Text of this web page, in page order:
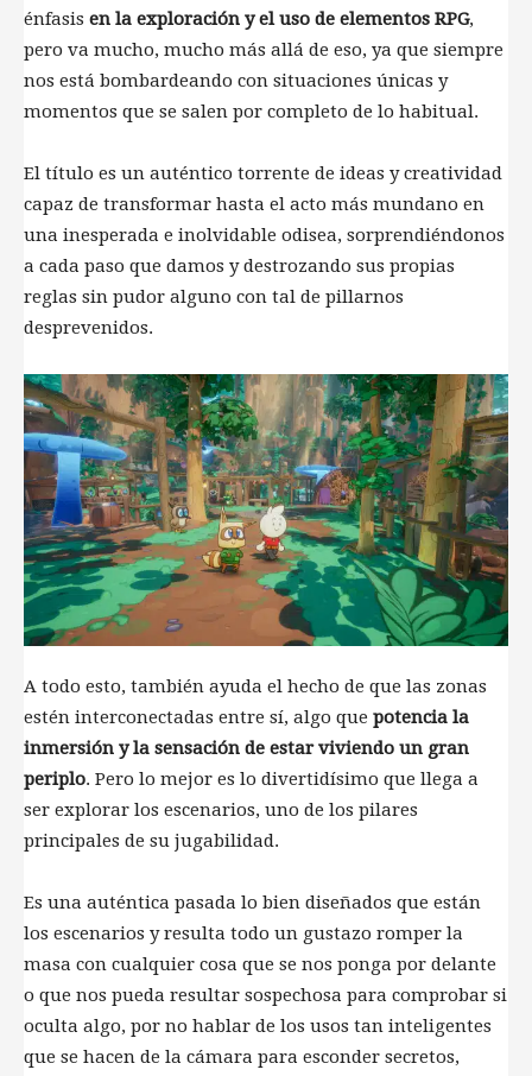
énfasis en la exploración y el uso de elementos RPG,
pero va mucho, mucho más allá de eso, ya que siempre
nos está bombardeando con situaciones únicas y
momentos que se salen por completo de lo habitual.
El título es un auténtico torrente de ideas y creatividad
capaz de transformar hasta el acto más mundano en
una inesperada e inolvidable odisea, sorprendiéndonos
a cada paso que damos y destrozando sus propias
reglas sin pudor alguno con tal de pillarnos
desprevenidos.
A todo esto, también ayuda el hecho de que las zonas
estén interconectadas entre sí, algo que potencia la
inmersión y la sensación de estar viviendo un gran
periplo. Pero lo mejor es lo divertidísimo que llega a
ser explorar los escenarios, uno de los pilares
principales de su jugabilidad.
Es una auténtica pasada lo bien diseñados que están
los escenarios y resulta todo un gustazo romper la
masa con cualquier cosa que se nos ponga por delante
o que nos pueda resultar sospechosa para comprobar si
oculta algo, por no hablar de los usos tan inteligentes
que se hacen de la cámara para esconder secretos,